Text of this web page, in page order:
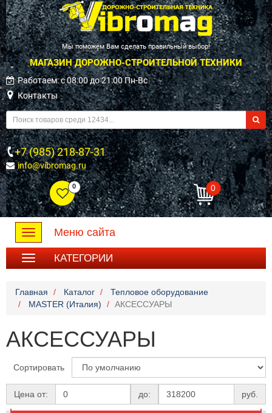
Мы поможем Вам сделать правильный выбор!
МАГАЗИН ДОРОЖНО-СТРОИТЕЛЬНОЙ ТЕХНИКИ
Работаем: c 08:00 до 21:00 Пн-Вс
Контакты
+7 (985) 218-87-31
info@vibromag.ru
0 0
Toggle
navigation
Меню сайта
КАТЕГОРИИ
Главная Каталог
Тепловое оборудование
MASTER (Италия)
АКСЕССУАРЫ
АКСЕССУАРЫ
Сортировать
Цена от: до: руб.